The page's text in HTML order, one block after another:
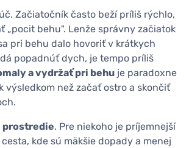
Začiatočník často beží príliš rýchlo,
„pocit behu". Lenže správny začiatok
pri behu dalo hovoriť v krátkych
popadnúť dych, je tempo príliš
a vydržať pri behu je paradoxne
výsledkom než začať ostro a skončiť
prostredie. Pre niekoho je príjemnejší
kde sú mäkšie dopady a menej